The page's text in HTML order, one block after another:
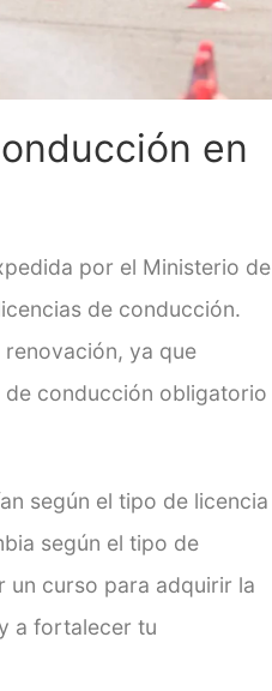
en
por el Ministerio de
de conducción.
ya que
conducción obligatorio
según el tipo de licencia
según el tipo de
un curso para adquirir la
a fortalecer tu